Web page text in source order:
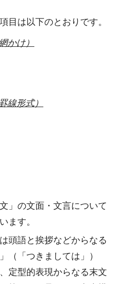
目は以下のとおりです。
かけ）
線形式）
」の文面・文言について
ます。
頭語と挨拶などからなる
（「つきましては」）
定型的表現からなる末文